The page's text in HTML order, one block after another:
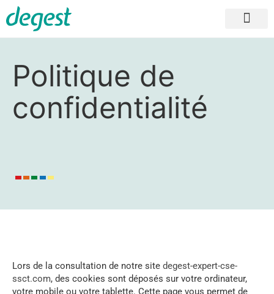
Politique de
confidentialité
Lors de la consultation de notre site degest-expert-cse-
ssct.com, des cookies sont déposés sur votre ordinateur,
votre mobile ou votre tablette. Cette page vous permet de